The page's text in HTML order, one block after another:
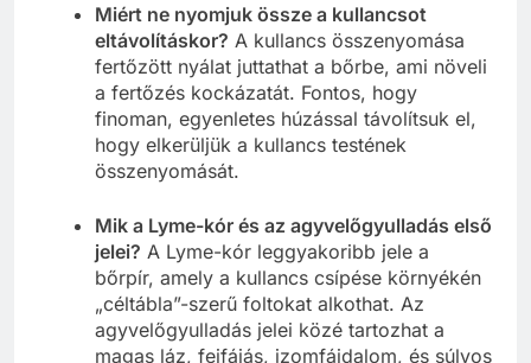
Miért ne nyomjuk össze a kullancsot
eltávolításkor? A kullancs összenyomása
fertőzött nyálat juttathat a bőrbe, ami növeli
a fertőzés kockázatát. Fontos, hogy
finoman, egyenletes húzással távolítsuk el,
hogy elkerüljük a kullancs testének
összenyomását.
Mik a Lyme-kór és az agyvelőgyulladás első
jelei? A Lyme-kór leggyakoribb jele a
bőrpír, amely a kullancs csípése környékén
„céltábla”-szerű foltokat alkothat. Az
agyvelőgyulladás jelei közé tartozhat a
magas láz, fejfájás, izomfájdalom, és súlyos